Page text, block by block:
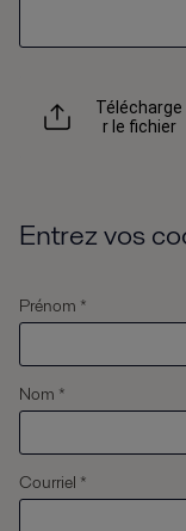
Télécharge
r le fichier
Entrez vos
Prénom *
Nom *
Courriel *